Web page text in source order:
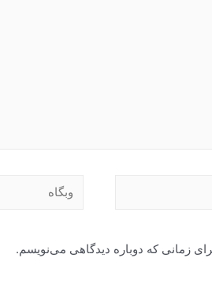
وبگاه
زمانی که دوباره دیدگاهی می‌نویسم.